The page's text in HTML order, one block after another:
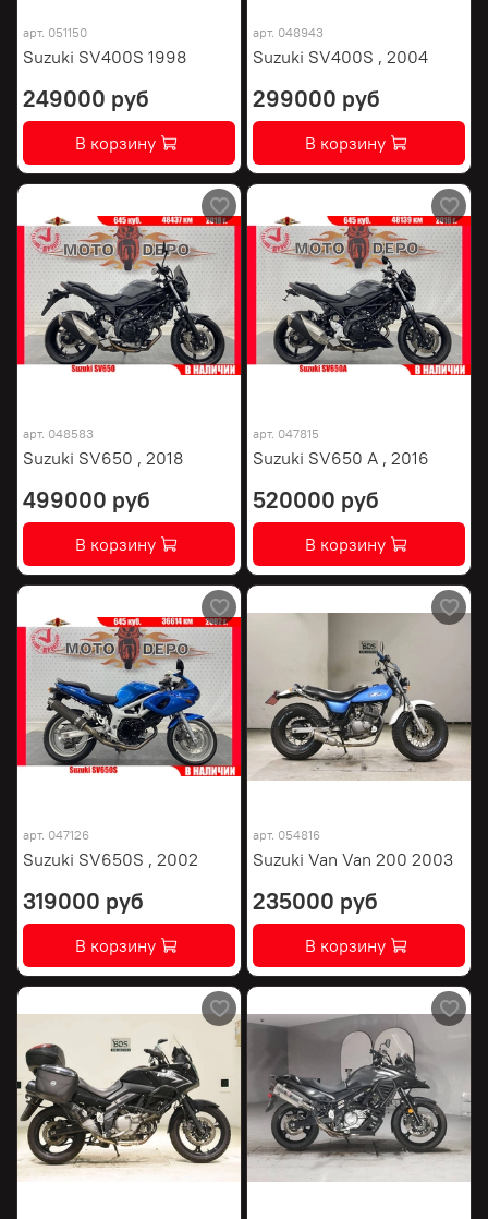
арт. 051150
Suzuki SV400S 1998
249000 руб
В корзину
арт. 048943
Suzuki SV400S , 2004
299000 руб
В корзину
арт. 048583
Suzuki SV650 , 2018
499000 руб
В корзину
арт. 047815
Suzuki SV650 A , 2016
520000 руб
В корзину
арт. 047126
Suzuki SV650S , 2002
319000 руб
В корзину
арт. 054816
Suzuki Van Van 200 2003
235000 руб
В корзину